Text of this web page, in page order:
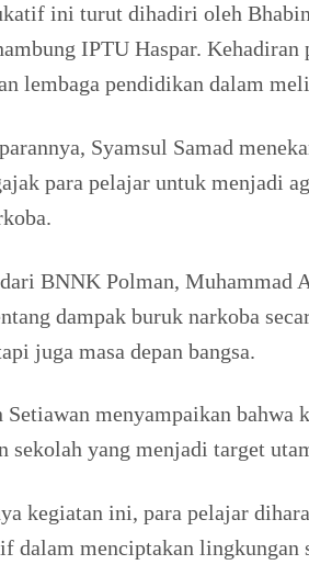
ini turut dihadiri oleh
IPTU Haspar.
lembaga pendidikan dalam
Syamsul Samad
para pelajar untuk menjadi
BNNK Polman, Muhammad
dampak buruk narkoba
juga masa depan bangsa.
menyampaikan bahwa
sekolah yang menjadi target
kegiatan ini, para pelajar
dalam menciptakan lingkungan